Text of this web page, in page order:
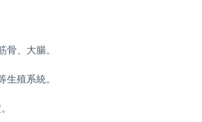
、大腸。
殖系統。